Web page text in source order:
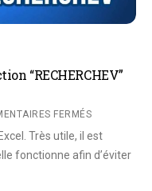
“RECHERCHEV”
FERMÉS
Très utile, il est
fonctionne afin d’éviter